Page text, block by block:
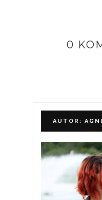
0
AUTOR: